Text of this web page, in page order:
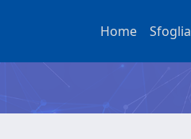
Home Sfoglia